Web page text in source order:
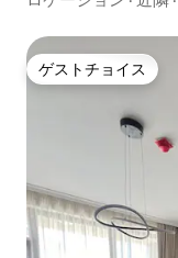
ゲストチョイス
ゲストチョイス